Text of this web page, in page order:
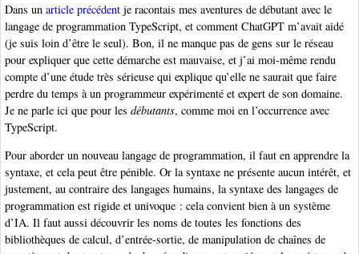
Dans un article précédent je racontais mes aventures de débutant avec le
langage de programmation TypeScript, et comment ChatGPT m’avait aidé
(je suis loin d’être le seul). Bon, il ne manque pas de gens sur le réseau
pour expliquer que cette démarche est mauvaise, et j’ai moi-même rendu
compte d’une étude très sérieuse qui explique qu’elle ne saurait que faire
perdre du temps à un programmeur expérimenté et expert de son domaine.
Je ne parle ici que pour les débutants, comme moi en l’occurrence avec
TypeScript.
Pour aborder un nouveau langage de programmation, il faut en apprendre la
syntaxe, et cela peut être pénible. Or la syntaxe ne présente aucun intérêt, et
justement, au contraire des langages humains, la syntaxe des langages de
programmation est rigide et univoque : cela convient bien à un système
d’IA. Il faut aussi découvrir les noms de toutes les fonctions des
bibliothèques de calcul, d’entrée-sortie, de manipulation de chaînes de